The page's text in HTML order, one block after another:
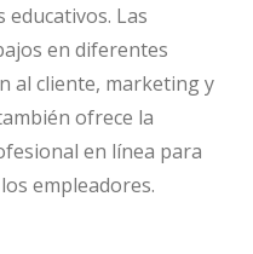
educativos. Las
en diferentes
al cliente, marketing y
ofrece la
en línea para
empleadores.